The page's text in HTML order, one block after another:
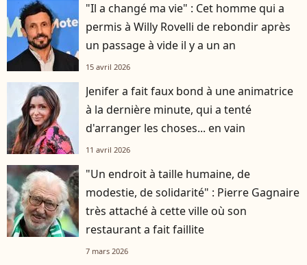
"Il a changé ma vie" : Cet homme qui a
permis à Willy Rovelli de rebondir après
un passage à vide il y a un an
15 avril 2026
Jenifer a fait faux bond à une animatrice
à la dernière minute, qui a tenté
d'arranger les choses... en vain
11 avril 2026
"Un endroit à taille humaine, de
modestie, de solidarité" : Pierre Gagnaire
très attaché à cette ville où son
restaurant a fait faillite
7 mars 2026